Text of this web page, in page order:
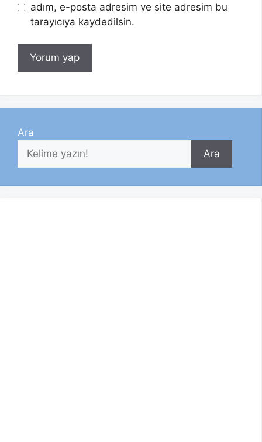
adım, e-posta adresim ve site adresim bu
tarayıcıya kaydedilsin.
Ara
Ara